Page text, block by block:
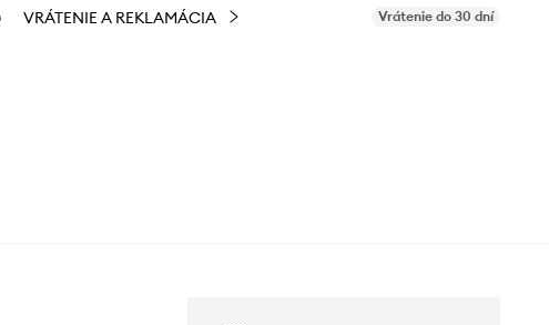
VRÁTENIE A REKLAMÁCIA Vrátenie do 30 dní